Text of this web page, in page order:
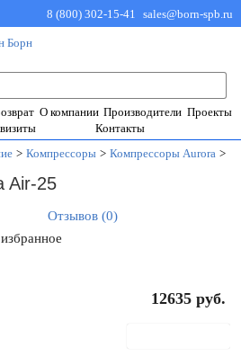
8 (800) 302-15-41 sales@born-spb.ru
О компании Производители Проекты
Контакты
> Компрессоры > Компрессоры Aurora >
Air-25
Отзывов (0)
12635 руб.